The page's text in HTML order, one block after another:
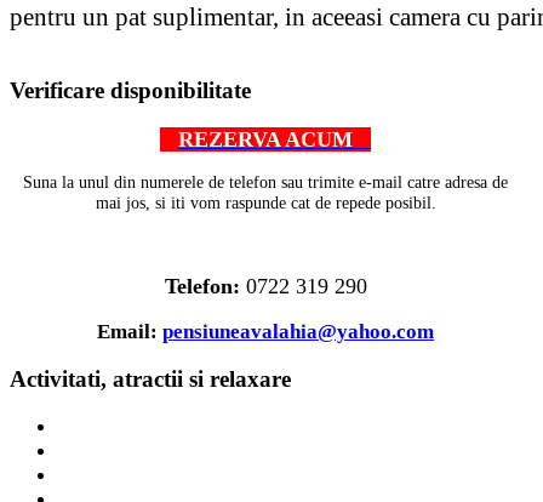
pentru un pat suplimentar, in aceeasi camera cu
Verificare disponibilitate
REZERVA ACUM
Suna la unul din numerele de telefon sau trimite e-mail catre adresa de
mai jos, si iti vom raspunde cat de repede posibil.
Telefon: 0722 319 290
Email:pensiuneavalahia@yahoo.com
Activitati, atractii si relaxare